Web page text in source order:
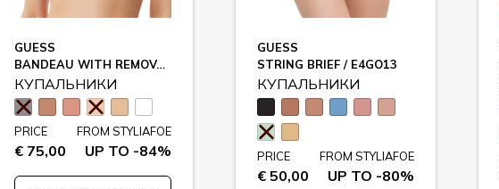
GUESS
BANDEAU WITH REMOVABLE PADDING / E4GJ16
КУПАЛЬНИКИ
PRICE
€ 75,00
FROM STYLIAFOE
UP TO -84%
GUESS
STRING BRIEF / E4GO13
КУПАЛЬНИКИ
PRICE
€ 50,00
FROM STYLIAFOE
UP TO -80%